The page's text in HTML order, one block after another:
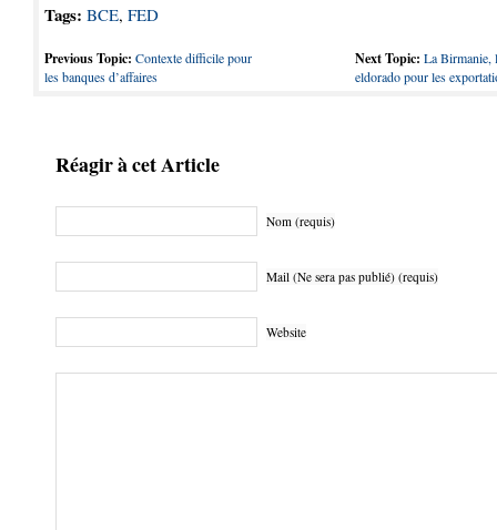
Tags: BCE, FED
Previous Topic: Contexte difficile pour
les banques d’affaires
Next Topic: La Birmanie,
eldorado pour les
Réagir à cet Article
Nom (requis)
Mail (Ne sera pas publié) (requis)
Website